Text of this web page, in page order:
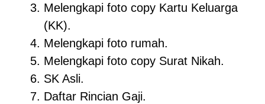
Melengkapi foto copy Kartu Keluarga
(KK).
Melengkapi foto rumah.
Melengkapi foto copy Surat Nikah.
SK Asli.
Daftar Rincian Gaji.